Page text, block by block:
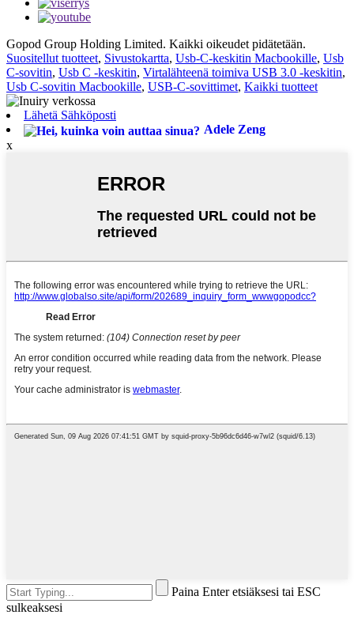
Gopod Group Holding Limited. Kaikki oikeudet pidätetään.
Suositellut tuotteet, Sivustokartta, Usb-C-keskitin Macbookille, Usb
C-sovitin, Usb C -keskitin, Virtalähteenä toimiva USB 3.0 -keskitin,
Usb C-sovitin Macbookille, USB-C-sovittimet, Kaikki tuotteet
Lähetä Sähköposti
Adele Zeng
x
Paina Enter etsiäksesi tai ESC
sulkeaksesi